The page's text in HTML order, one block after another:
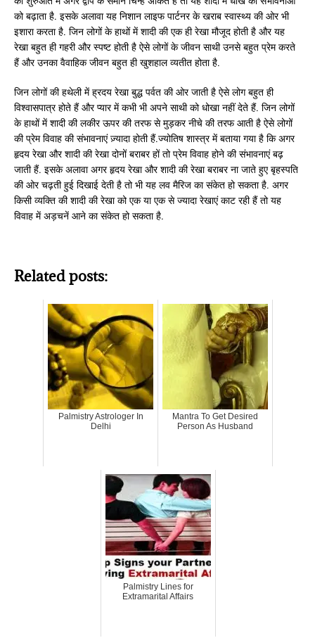
को बढ़ाता है. इसके अलावा यह निशान लाइफ पार्टनर के खराब स्वास्थ्य की ओर भी
इशारा करता है. जिन लोगों के हाथों में शादी की एक ही रेखा मौजूद होती है और यह
रेखा बहुत ही गहरी और स्पष्ट होती है ऐसे लोगों के जीवन साथी उनसे बहुत प्रेम करते
हैं और उनका वैवाहिक जीवन बहुत ही खुशहाल व्यतीत होता है.
जिन लोगों की हथेली में ह्रदय रेखा बुद्ध पर्वत की ओर जाती है ऐसे लोग बहुत ही
विश्वासपात्र होते हैं और प्यार में कभी भी अपने साथी को धोखा नहीं देते हैं. जिन लोगों
के हाथों में शादी की लकीर ऊपर की तरफ से मुड़कर नीचे की तरफ आती है ऐसे लोगों
की प्रेम विवाह की संभावनाएं ज़्यादा होती हैं.ज्योतिष शास्त्र में बताया गया है कि अगर
हृदय रेखा और शादी की रेखा दोनों बराबर हों तो प्रेम विवाह होने की संभावनाएं बढ़
जाती हैं. इसके अलावा अगर हृदय रेखा और शादी की रेखा बराबर ना जाते हुए बृहस्पति
की ओर चढ़ती हुई दिखाई देती है तो भी यह लव मैरिज का संकेत हो सकता है. अगर
किसी व्यक्ति की शादी की रेखा को एक या एक से ज्यादा रेखाएं काट रही हैं तो यह
विवाह में अड़चनें आने का संकेत हो सकता है.
Related posts:
Palmistry Astrologer In
Delhi
Mantra To Get Desired
Person As Husband
Palmistry Lines for
Extramarital Affairs